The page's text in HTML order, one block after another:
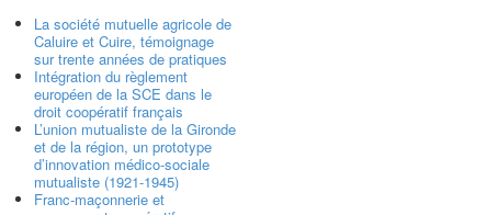
La société mutuelle agricole de
Caluire et Cuire, témoignage
sur trente années de pratiques
Intégration du règlement
européen de la SCE dans le
droit coopératif français
L’union mutualiste de la Gironde
et de la région, un prototype
d’innovation médico-sociale
mutualiste (1921-1945)
Franc-maçonnerie et